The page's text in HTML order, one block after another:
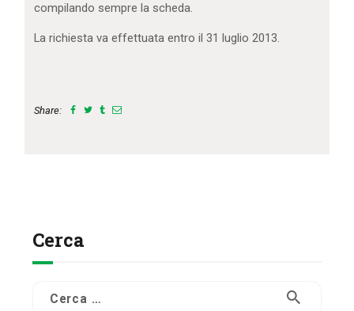
compilando sempre la scheda.
La richiesta va effettuata entro il 31 luglio 2013.
Share:
Cerca